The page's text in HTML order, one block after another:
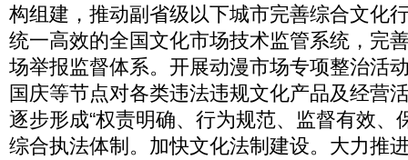
构组建，推动副省级以下城市完善综合文化
统一高效的全国文化市场技术监管系统，完
场举报监督体系。开展动漫市场专项整治活
国庆等节点对各类违法违规文化产品及经营
逐步形成“权责明确、行为规范、监督有效、
综合执法体制。加快文化法制建设。大力推